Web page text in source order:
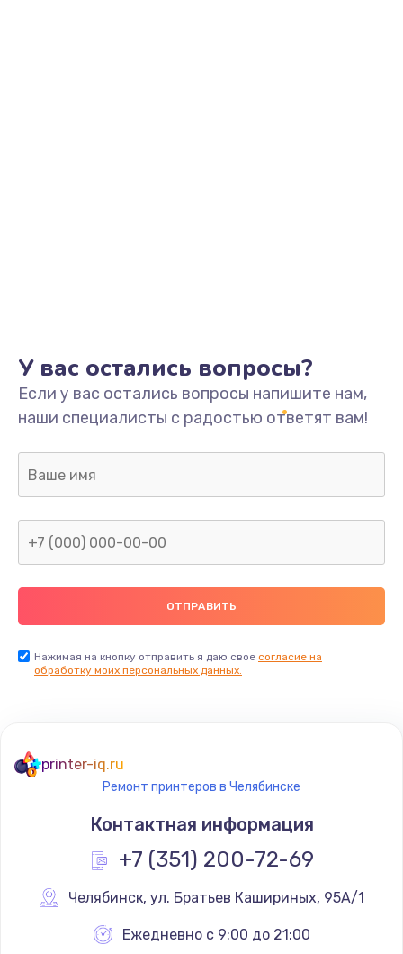
У вас остались вопросы?
Если у вас остались вопросы напишите нам,
наши специалисты с радостью ответят вам!
Нажимая на кнопку отправить я даю свое согласие на
обработку моих персональных данных.
printer-iq.ru
Ремонт принтеров в Челябинске
Контактная информация
+7 (351) 200-72-69
Челябинск, ул. Братьев Кашириных, 95А/1
Ежедневно с 9:00 до 21:00